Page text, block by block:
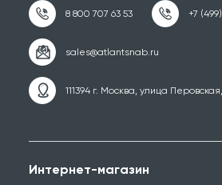
111394 г. Москва, улица
Интернет-магазин